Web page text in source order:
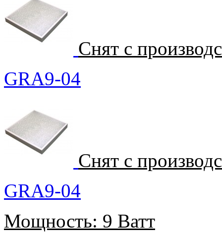
Снят с
GRA9-04
Снят с
GRA9-04
Мощность: 9 Ватт